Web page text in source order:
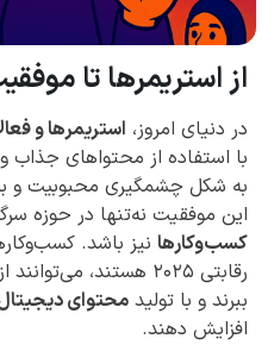
از استریمرها تا
در دنیای امروز، استریمرها و
با استفاده از محتواهای
به شکل چشمگیری محبوبیت و
این موفقیت نه‌تنها در حوزه
کسب‌وکارها نیز باشد.
رقابتی ۲۰۲۵ هستند،
ببرند و با تولید محتوای
افزایش دهند.